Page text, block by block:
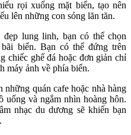
rọi xuống mặt biển, tạo nên
lên những con sóng lăn tăn.
lung linh, bạn có thể chọn
biển. Bạn có thể đứng trên
chiếc ghế đá hoặc đơn giản chỉ
máy ảnh về phía biển.
quán cafe hoặc nhà hàng
uống và ngắm nhìn hoàng hôn.
nhạc du dương sẽ khiến bạn